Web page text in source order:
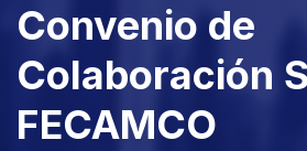
Convenio de
Colaboración
FECAMCO